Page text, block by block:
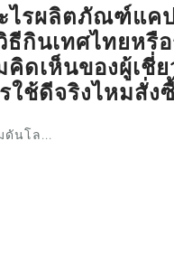
ไรผลิตภัณฑ์แค
กินเทศไทยหรื
คิดเห็นของผู้เชี่
ใช้ดีจริงไหมสั่ง
ดันโล...